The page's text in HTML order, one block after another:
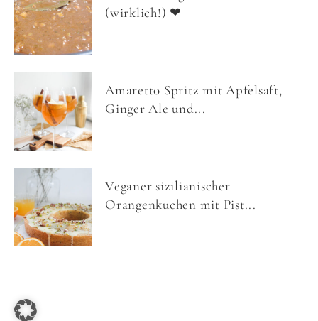
(wirklich!) ❤
Amaretto Spritz mit Apfelsaft,
Ginger Ale und...
Veganer sizilianischer
Orangenkuchen mit Pist...